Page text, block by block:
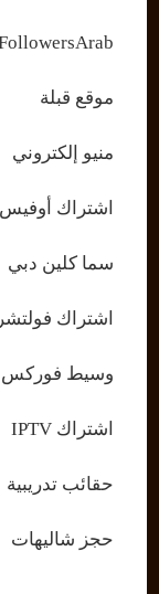
موقع قبلة
منيو إلكتروني
اشتراك أوفيس 365
سما كلين دبي
اشتراك فولتشر
وسيط فوركس
اشتراك IPTV
حقائب تدريبية
حجز شاليهات